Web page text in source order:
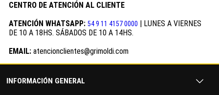
CENTRO DE ATENCIÓN AL CLIENTE
ATENCIÓN WHATSAPP: 54 9 11 4157 0000 | LUNES A VIERNES
DE 10 A 18HS. SÁBADOS DE 10 A 14HS.
EMAIL:atencionclientes@grimoldi.com
INFORMACIÓN GENERAL